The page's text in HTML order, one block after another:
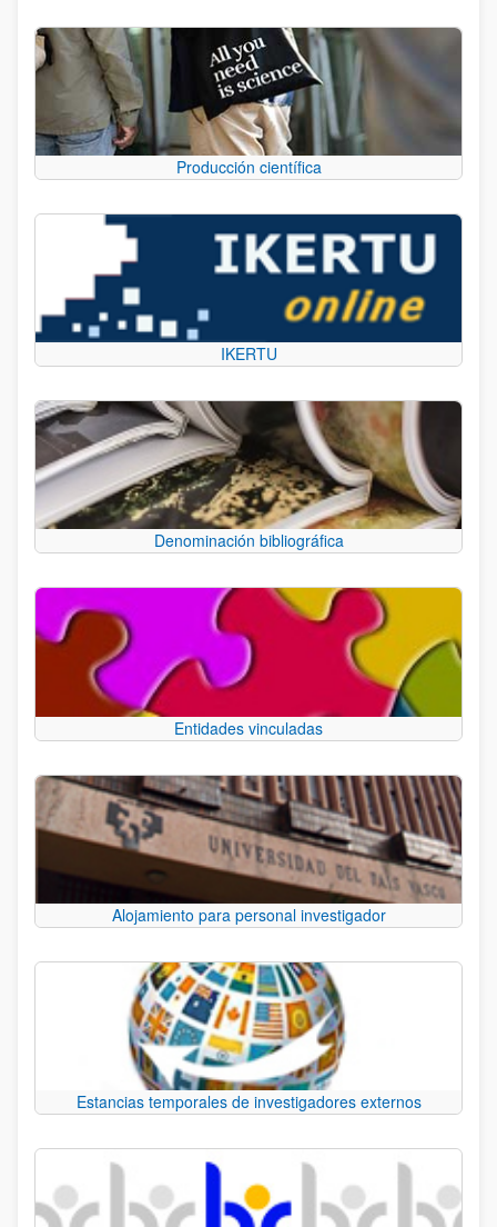
Producción científica
IKERTU
Denominación bibliográfica
Entidades vinculadas
Alojamiento para personal investigador
Estancias temporales de investigadores externos